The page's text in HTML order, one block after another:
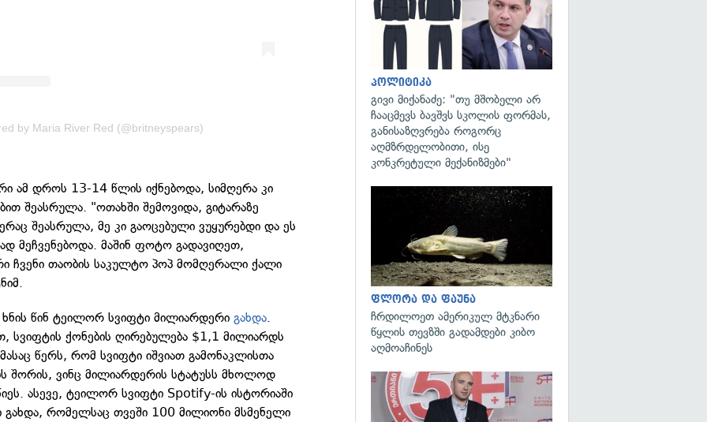
by Maria River Red (@britneyspears)
ამ დროს 13-14 წლის იქნებოდა, სიმღერა კი
შეასრულა. "ოთახში შემოვიდა, გიტარაზე
შეასრულა, მე კი გაოცებული ვუყურებდი და ეს
მეჩვენებოდა. მაშინ ფოტო გადავიღეთ,
ჩვენი თაობის საკულტო პოპ მომღერალი ქალი
ხნის წინ ტეილორ სვიფტი მილიარდერიგახდა
სვიფტის ქონების ღირებულება $1,1 მილიარდს
წერს, რომ სვიფტი იშვიათ გამონაკლისთა
შორის, ვინც მილიარდერის სტატუსს მხოლოდ
ასევე, ტეილორ სვიფტი Spotify-ის ისტორიაში
გახდა, რომელსაც თვეში 100 მილიონი მსმენელი
პოლიტიკა
გივი მიქანაძე: "თუ მშობელი არ
ჩააცმევს ბავშვს სკოლის ფორმას,
განისაზღვრება როგორც
აღმზრდელობითი, ისე
კონკრეტული მექანიზმები"
ფლორა და ფაუნა
ჩრდილოეთ ამერიკულ მტკნარი
წყლის თევზში გადამდები კიბო
აღმოაჩინეს